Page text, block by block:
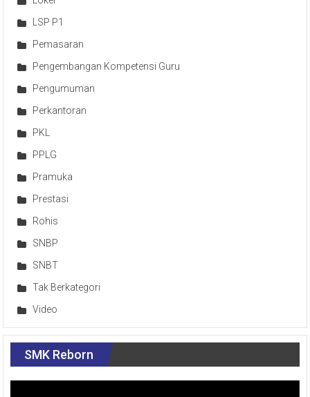
LSP P1
Pemasaran
Pengembangan Kompetensi Guru
Pengumuman
Perkantoran
PKL
PPLG
Pramuka
Prestasi
Rohis
SNBP
SNBT
Tak Berkategori
Video
SMK Reborn